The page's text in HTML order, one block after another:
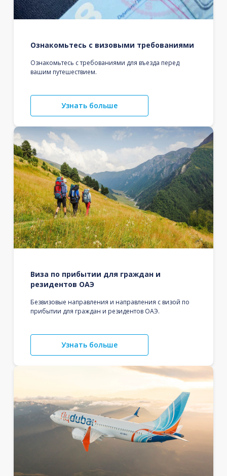
Ознакомьтесь с визовыми требованиями
Ознакомьтесь с требованиями для въезда перед
вашим путешествием.
Узнать больше
Виза по прибытии для граждан и
резидентов ОАЭ
Безвизовые направления и направления с визой по
прибытии для граждан и резидентов ОАЭ.
Узнать больше